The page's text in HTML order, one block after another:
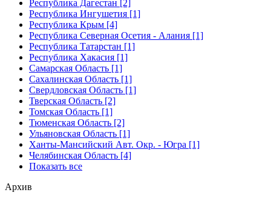
Республика Дагестан [2]
Республика Ингушетия [1]
Республика Крым [4]
Республика Северная Осетия - Алания [1]
Республика Татарстан [1]
Республика Хакасия [1]
Самарская Область [1]
Сахалинская Область [1]
Свердловская Область [1]
Тверская Область [2]
Томская Область [1]
Тюменская Область [2]
Ульяновская Область [1]
Ханты-Мансийский Авт. Окр. - Югра [1]
Челябинская Область [4]
Показать все
Архив